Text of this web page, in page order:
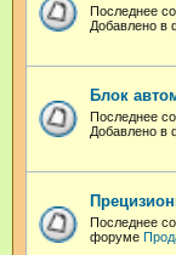
Последнее
Добавлено в
Блок
Последнее
Добавлено в
Последнее
форуме